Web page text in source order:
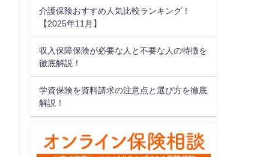
介護保険おすすめ人気比較ランキング！
【2025年11月】
収入保障保険が必要な人と不要な人の特徴を
徹底解説！
学資保険を資料請求の注意点と選び方を徹底
解説！